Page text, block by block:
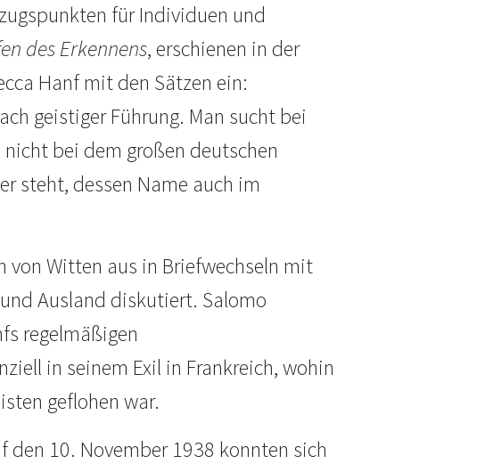
für Individuen und
des Erkennens, erschienen in der
Hanf mit den Sätzen ein:
geistiger Führung. Man sucht bei
bei dem großen deutschen
steht, dessen Name auch im
von Witten aus in Briefwechseln mit
Ausland diskutiert. Salomo
regelmäßigen
in seinem Exil in Frankreich, wohin
geflohen war.
den 10. November 1938 konnten sich